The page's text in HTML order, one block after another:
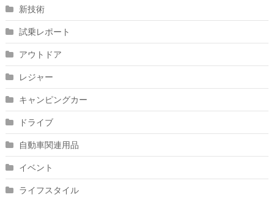
新技術
試乗レポート
アウトドア
レジャー
キャンピングカー
ドライブ
自動車関連用品
イベント
ライフスタイル